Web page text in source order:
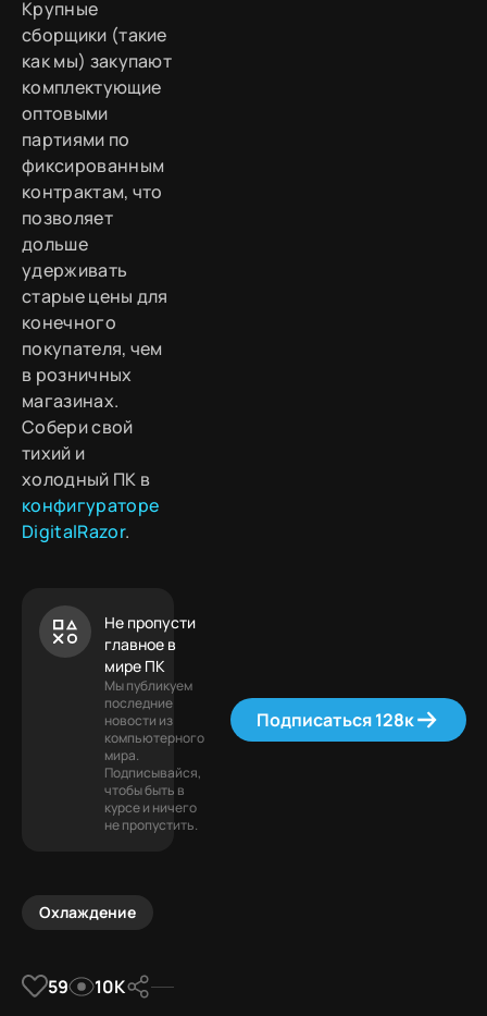
Крупные
сборщики (такие
как мы) закупают
комплектующие
оптовыми
партиями по
фиксированным
контрактам, что
позволяет
дольше
удерживать
старые цены для
конечного
покупателя, чем
в розничных
магазинах.
Собери свой
тихий и
холодный ПК в
конфигураторе
DigitalRazor.
Не пропусти
главное в
мире ПК
Мы публикуем
последние
новости из
компьютерного
мира.
Подписывайся,
чтобы быть в
курсе и ничего
не пропустить.
Подписаться 128к
Охлаждение
59 10К